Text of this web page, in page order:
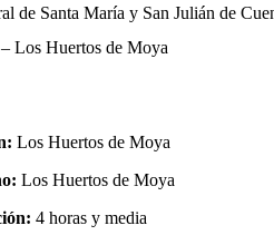
de Santa María y San Julián de
Los Huertos de Moya
Los Huertos de Moya
Los Huertos de Moya
4 horas y media